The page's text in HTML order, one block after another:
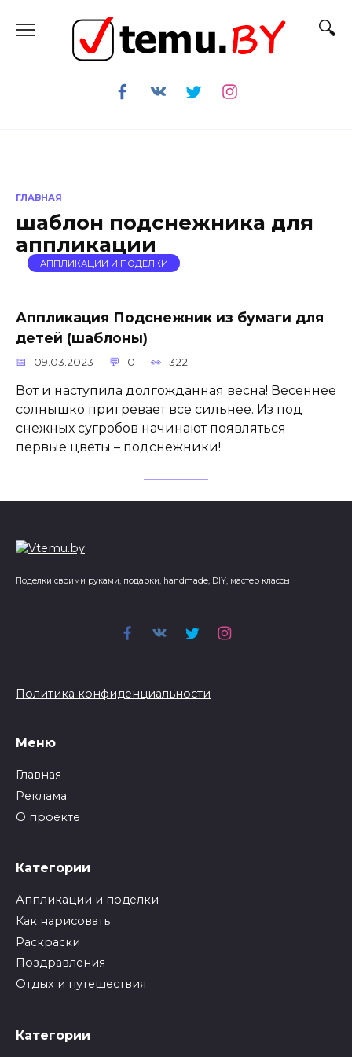
содержанию
ГЛАВНАЯ
шаблон подснежника для
аппликации
АППЛИКАЦИИ И ПОДЕЛКИ
Аппликация Подснежник из бумаги для
детей (шаблоны)
09.03.2023 0 322
Вот и наступила долгожданная весна! Весеннее
солнышко пригревает все сильнее. Из под
снежных сугробов начинают появляться
первые цветы – подснежники!
Поделки своими руками, подарки, handmade, DIY, мастер классы
Политика конфиденциальности
Меню
Главная
Реклама
О проекте
Категории
Аппликации и поделки
Как нарисовать
Раскраски
Поздравления
Отдых и путешествия
Категории